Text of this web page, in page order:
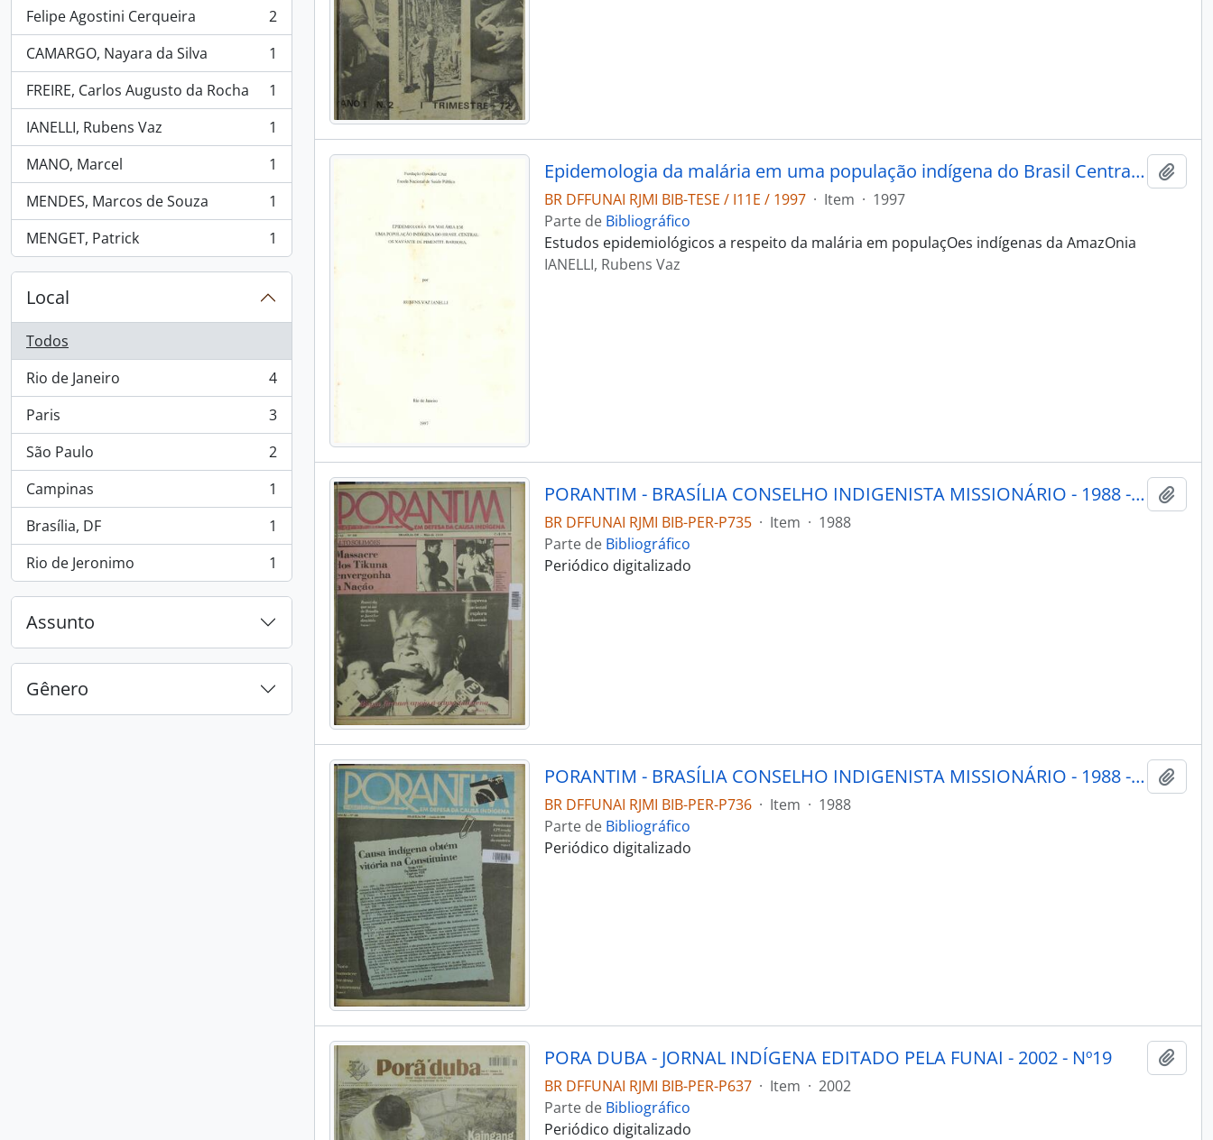
Felipe Agostini Cerqueira
, 2 resultados
2
CAMARGO, Nayara da Silva
, 1 resultados
1
FREIRE, Carlos Augusto da Rocha
, 1 resultados
1
IANELLI, Rubens Vaz
, 1 resultados
1
MANO, Marcel
, 1 resultados
1
MENDES, Marcos de Souza
, 1 resultados
1
MENGET, Patrick
, 1 resultados 1
Local
Todos
Rio de Janeiro
, 4 resultados
4
Paris
, 3 resultados
3
São Paulo
, 2 resultados
2
Campinas
, 1 resultados
1
Brasília, DF
, 1 resultados
1
Rio de Jeronimo
, 1 resultados 1
Assunto
Gênero
Epidemologia da malária em uma população indígena do Brasil Central: os Xavantes de Pimentel Barbosa
BR DFFUNAI RJMI BIB-TESE / I11E / 1997 · Item · 1997
Parte de Bibliográfico
Estudos epidemiológicos a respeito da malária em populaçOes indígenas da AmazOnia
IANELLI, Rubens Vaz
PORANTIM - BRASÍLIA CONSELHO INDIGENISTA MISSIONÁRIO - 1988 - Nº108
BR DFFUNAI RJMI BIB-PER-P735 · Item · 1988
Parte de Bibliográfico
Periódico digitalizado
PORANTIM - BRASÍLIA CONSELHO INDIGENISTA MISSIONÁRIO - 1988 - Nº109
BR DFFUNAI RJMI BIB-PER-P736 · Item · 1988
Parte de Bibliográfico
Periódico digitalizado
PORA DUBA - JORNAL INDÍGENA EDITADO PELA FUNAI - 2002 - Nº19
BR DFFUNAI RJMI BIB-PER-P637 · Item · 2002
Parte de Bibliográfico
Periódico digitalizado